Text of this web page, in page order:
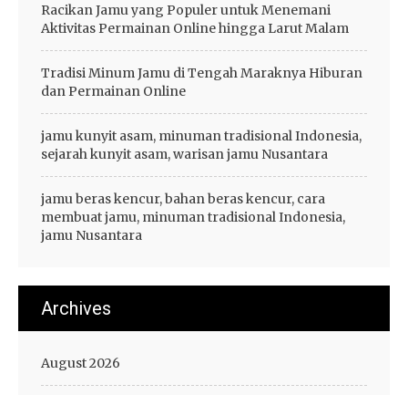
Racikan Jamu yang Populer untuk Menemani
Aktivitas Permainan Online hingga Larut Malam
Tradisi Minum Jamu di Tengah Maraknya Hiburan
dan Permainan Online
jamu kunyit asam, minuman tradisional Indonesia,
sejarah kunyit asam, warisan jamu Nusantara
jamu beras kencur, bahan beras kencur, cara
membuat jamu, minuman tradisional Indonesia,
jamu Nusantara
Archives
August 2026